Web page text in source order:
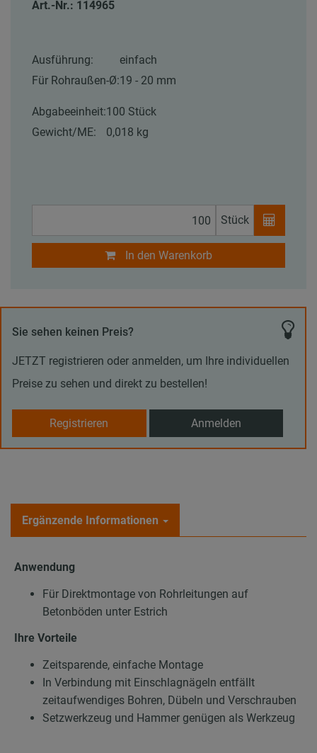
Art.-Nr.: 114965
Ausführung:
einfach
Für Rohraußen-Ø:19 - 20 mm
Abgabeeinheit:100 Stück
Gewicht/ME:
0,018 kg
Stück
In den Warenkorb
Sie sehen keinen Preis?
JETZT registrieren oder anmelden, um Ihre individuellen
Preise zu sehen und direkt zu bestellen!
Registrieren Anmelden
Ergänzende Informationen
Anwendung
Für Direktmontage von Rohrleitungen auf
Betonböden unter Estrich
Ihre Vorteile
Zeitsparende, einfache Montage
In Verbindung mit Einschlagnägeln entfällt
zeitaufwendiges Bohren, Dübeln und Verschrauben
Setzwerkzeug und Hammer genügen als Werkzeug